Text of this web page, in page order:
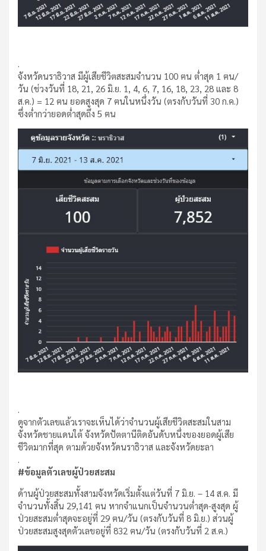
.
จังหวัดนราธิวาส มีผู้เสียชีวิตสะสมจำนวน 100 ฅน ต่ำสุด 1 ฅน/
วัน (ช่วงวันที่ 18, 21, 26 มิ.ย. 1, 4, 6, 7, 16, 18, 23, 28 และ 8
ส.ค.) = 12 ฅน ยอดสูงสุด 7 ฅนในหนึ่งวัน (ตรงกับวันที่ 30 ก.ค.)
ซึ่งต่ำกว่ายอดต่ำสุดถึง 5 ฅน
.
ดูจากตัวเลขแล้วเราจะเห็นได้ว่าจำนวนผู้เสียชีวิตสะสมในสาม
จังหวัดชายแดนใต้ จังหวัดปัตตานีติดอันดับหนึ่งของยอดผู้เสีย
ชีวิตมากที่สุด ตามด้วยจังหวัดนราธิวาส และจังหวัดยะลา
.
#ข้อมูลตัวเลขผู้ป่วยสะสม
ด้านผู้ป่วยสะสมทั้งสามจังหวัดเริ่มตั้งแต่วันที่ 7 มิ.ย. – 14 ส.ค. มี
จำนวนทั้งสิ้น 29,141 ฅน หากจำแนกเป็นจำนวนต่ำสุด-สูงสุด ผู้
ป่วยสะสมต่ำสุดจะอยู่ที่ 29 ฅน/วัน (ตรงกับวันที่ 8 มิ.ย.) ส่วนผู้
ป่วยสะสมสูงสุดตัวเลขอยู่ที่ 832 ฅน/วัน (ตรงกับวันที่ 2 ส.ค.)